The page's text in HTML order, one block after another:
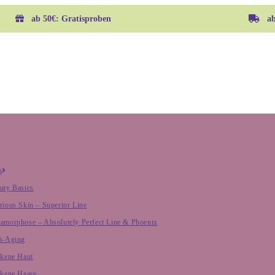
ab 50€: Gratisproben
Basics
Skin – Superior Line
– Absolutely Perfect Line & Phoenix
Aging
Haut